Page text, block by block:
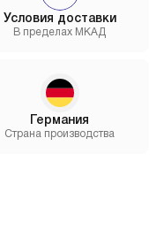
Условия доставки
В пределах МКАД
Германия
Страна производства